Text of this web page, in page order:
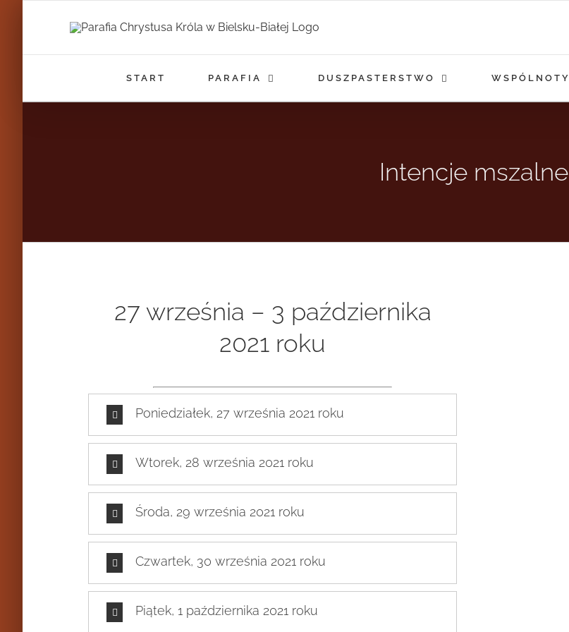
START PARAFIA DUSZPASTERSTWO WSPÓLNOTY
Intencje mszalne
27 września – 3 października
2021 roku
Poniedziałek, 27 września 2021 roku
Wtorek, 28 września 2021 roku
Środa, 29 września 2021 roku
Czwartek, 30 września 2021 roku
Piątek, 1 października 2021 roku